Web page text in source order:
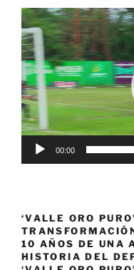
Reproductor
de
vídeo
00:00
‘VALLE ORO
10 AÑOS DE UNA
HISTORIA DEL